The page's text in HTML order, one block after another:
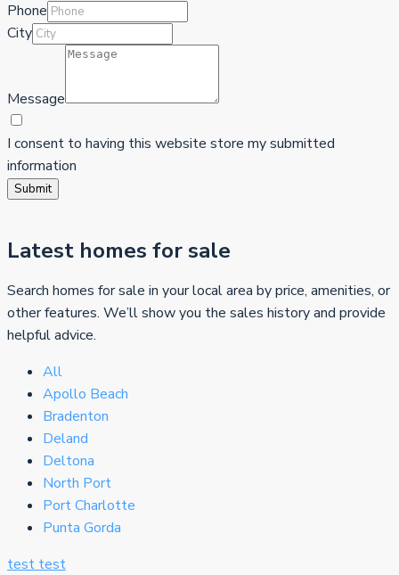
Phone
City
Message
I consent to having this website store my submitted
information
Submit
Latest homes for sale
Search homes for sale in your local area by price, amenities, or
other features. We’ll show you the sales history and provide
helpful advice.
All
Apollo Beach
Bradenton
Deland
Deltona
North Port
Port Charlotte
Punta Gorda
test test